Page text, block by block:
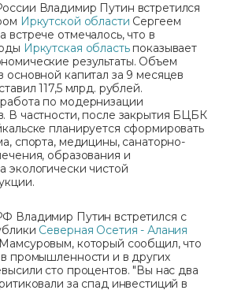
Владимир Путин встретился
Иркутской области Сергеем
встрече отмечалось, что в
Иркутская областьпоказывает
результаты. Объем
основной капитал за 9 месяцев
117,5 млрд. рублей.
по модернизации
В частности, после закрытия БЦБК
планируется сформировать
спорта, медицины, санаторно-
образования и
экологически чистой
Владимир Путин встретился с
Северная Осетия - Алания
который сообщил, что
промышленности и в других
сто процентов. "Вы нас два
за спад инвестиций в